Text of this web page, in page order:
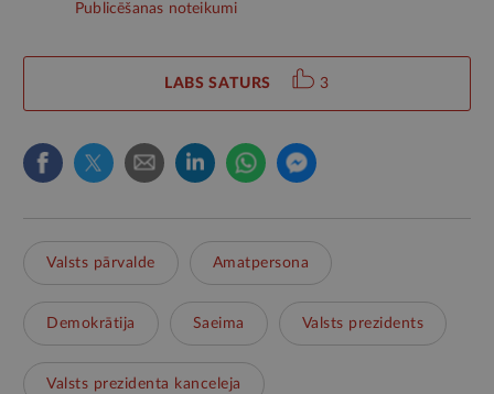
Publicēšanas noteikumi
LABS SATURS 3
Valsts pārvalde Amatpersona
Demokrātija Saeima Valsts prezidents
Valsts prezidenta kanceleja